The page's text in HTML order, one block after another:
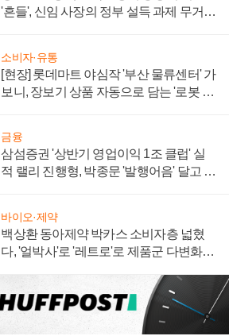
'흔들', 신임 사장의 정부 설득 과제 무거워
소비자·유통
[현장] 롯데마트 야심작 '부산 물류센터' 가
보니, 장보기 상품 자동으로 담는 '로봇 40
금융
삼섬증권 '상반기 영업이익 1조 클럽' 실
적 랠리 진행형, 박종문 '발행어음' 달고 연
바이오·제약
백상환 동아제약 박카스 소비자층 넓혔
다, '얼박사'로 '레트로'로 제품군 다변화